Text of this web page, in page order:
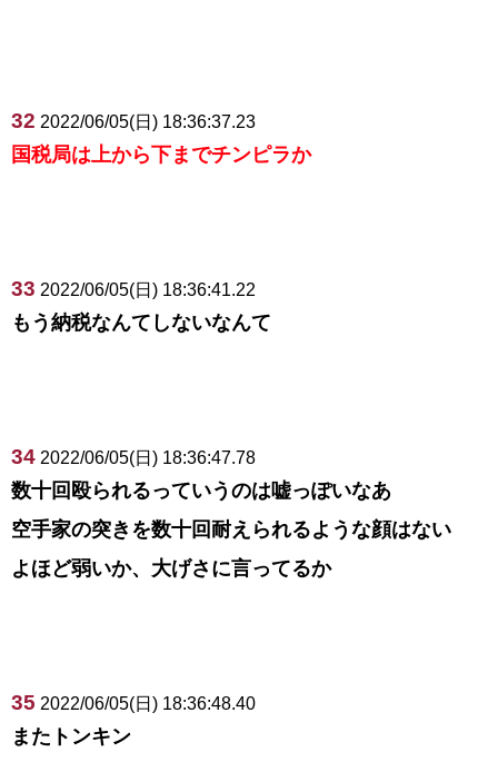
32 2022/06/05(日) 18:36:37.23
国税局は上から下までチンピラか
33 2022/06/05(日) 18:36:41.22
もう納税なんてしないなんて
34 2022/06/05(日) 18:36:47.78
数十回殴られるっていうのは嘘っぽいなあ
空手家の突きを数十回耐えられるような顔はない
よほど弱いか、大げさに言ってるか
35 2022/06/05(日) 18:36:48.40
またトンキン